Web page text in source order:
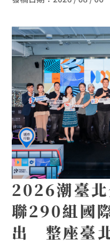
2026潮臺北
聯290組國
出 整座臺